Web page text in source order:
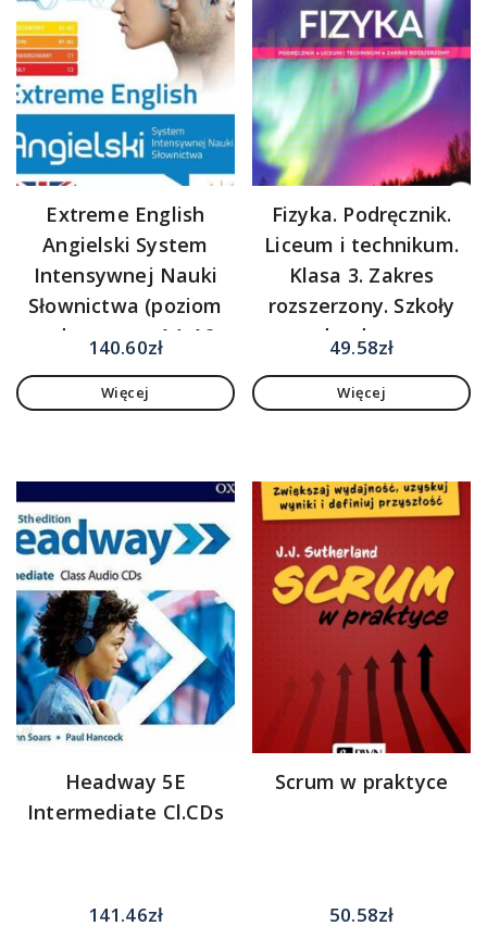
Extreme English
Angielski System
Intensywnej Nauki
Słownictwa (poziom
podstawowy A1-A2,
140.60zł
Więcej
Fizyka. Podręcznik.
Liceum i technikum.
Klasa 3. Zakres
rozszerzony. Szkoły
ponadpodstawowe
49.58zł
Więcej
Headway 5E
Intermediate Cl.CDs
141.46zł
Scrum w praktyce
50.58zł